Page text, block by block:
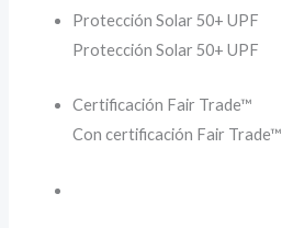
Protección Solar 50+ UPF
Protección Solar 50+ UPF
Certificación Fair Trade™
Con certificación Fair Trade™